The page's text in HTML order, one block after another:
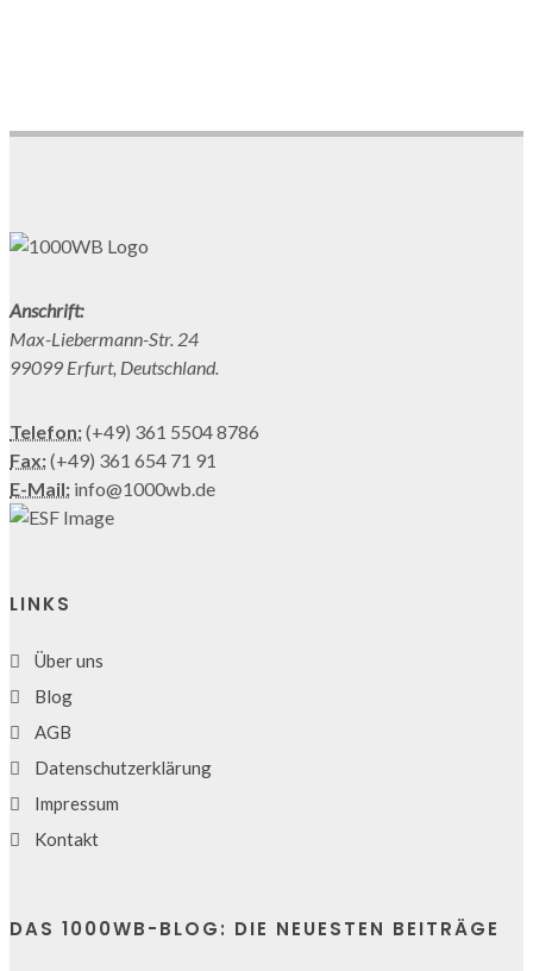
Anschrift:
Max-Liebermann-Str. 24
99099 Erfurt, Deutschland.
Telefon:(+49) 361 5504 8786
Fax:(+49) 361 654 71 91
E-Mail: info@1000wb.de
LINKS
Über uns
Blog
AGB
Datenschutzerklärung
Impressum
Kontakt
DAS 1000WB-BLOG: DIE NEUESTEN BEITRÄGE